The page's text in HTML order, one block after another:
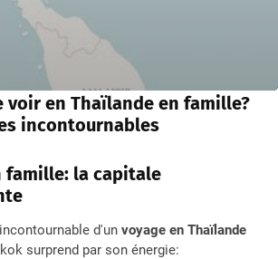
voir en Thaïlande en famille?
incontournables
famille: la capitale
d'un voyage en Thaïlande
surprend par son énergie: